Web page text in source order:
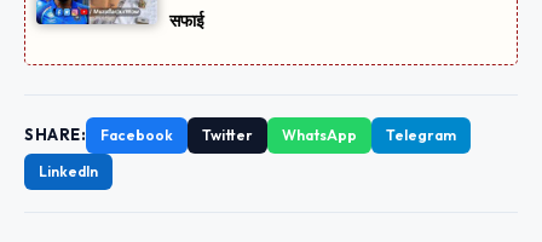
सफाई
SHARE: Facebook Twitter WhatsApp
Telegram
LinkedIn